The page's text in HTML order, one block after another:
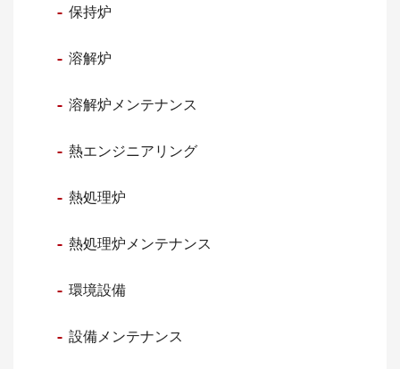
保持炉
溶解炉
溶解炉メンテナンス
熱エンジニアリング
熱処理炉
熱処理炉メンテナンス
環境設備
設備メンテナンス